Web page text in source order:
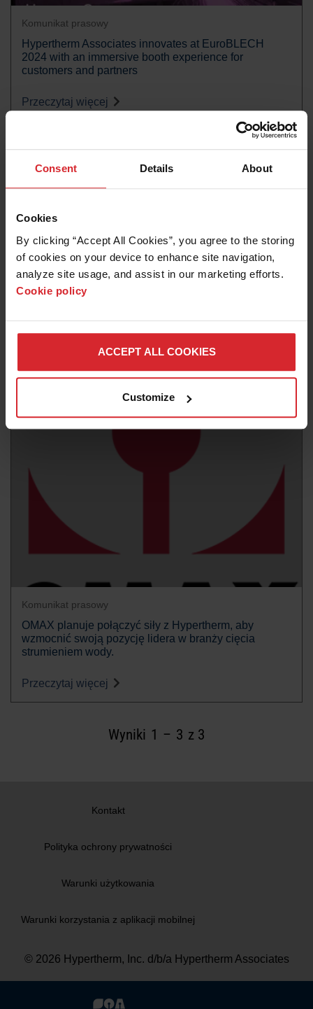
Consent Details About
Cookies
By clicking “Accept All Cookies”, you agree to the storing
of cookies on your device to enhance site navigation,
analyze site usage, and assist in our marketing efforts.
Cookie policy
ACCEPT ALL COOKIES
Customize
Komunikat prasowy
Hypertherm Associates innovates at EuroBLECH
2024 with an immersive booth experience for
customers and partners
Przeczytaj więcej
Hypertherm Associates powraca na EuroBLECH 2022
prezentując rozwiązania dla klientów stojących przed
Komunikat prasowy
OMAX planuje połączyć siły z Hypertherm, aby
wzmocnić swoją pozycję lidera w branży cięcia
strumieniem wody.
Przeczytaj więcej
Wyniki 1 – 3 z 3
Kontakt
Polityka ochrony prywatności
Warunki użytkowania
Warunki korzystania z aplikacji mobilnej
© 2026 Hypertherm, Inc. d/b/a Hypertherm Associates